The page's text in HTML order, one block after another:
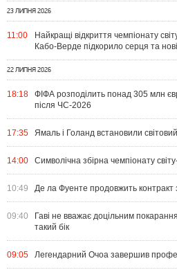
23 ЛИПНЯ 2026
11:00
Найкращі відкриття чемпіонату
Кабо-Верде підкорило серця та нові
22 ЛИПНЯ 2026
18:18
ФІФА розподілить понад 305 млн
після ЧС-2026
17:35 Ямаль і Голанд встановили
14:00 Символічна збірна чемпіонату
10:49 Де ла Фуенте продовжить контракт
09:40
Гаві не вважає доцільним
такий бік
09:05 Легендарний Очоа завершив